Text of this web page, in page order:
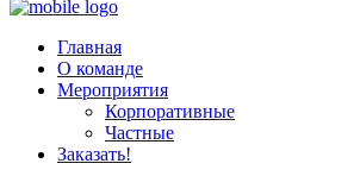
Главная
О команде
Мероприятия
Корпоративные
Частные
Заказать!